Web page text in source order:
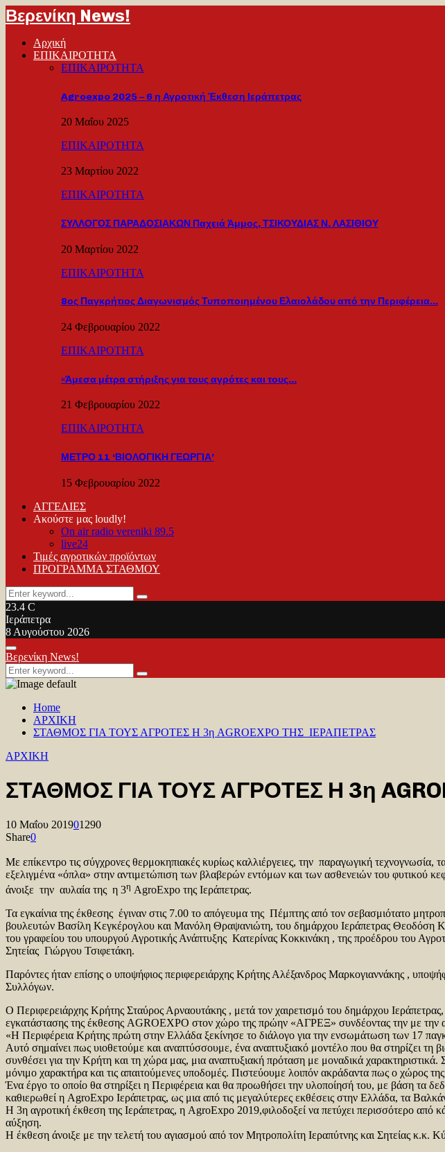
Βερενίκη News!
Αρχική
ΕΠΙΚΑΙΡΟΤΗΤΑ
ΕΠΙΚΑΙΡΟΤΗΤΑ
Agroexpo 2025 – 6 η Αγροτική Έκθεση Ιεράπετρας
20 Μαΐου 2025
ΕΠΙΚΑΙΡΟΤΗΤΑ
23 Μαρτίου 2022
ΕΠΙΚΑΙΡΟΤΗΤΑ
ΣΥΛΛΟΓΟΣ ΠΑΡΑΔΟΣΙΑΚΩΝ Παχειά Άμμος, ΤΣΙΚΟΥΔΙΑΣ Ν. ΛΑΣΙΘΙΟΥ
20 Μαρτίου 2022
ΕΠΙΚΑΙΡΟΤΗΤΑ
8ος Παγκρήτιος Διαγωνισμός Τυποποιημένου Ελαιολάδου από την Περιφέρεια…
24 Φεβρουαρίου 2022
ΕΠΙΚΑΙΡΟΤΗΤΑ
«Άμεσα μέτρα στήριξης για τους αγρότες και τους…
21 Φεβρουαρίου 2022
ΕΠΙΚΑΙΡΟΤΗΤΑ
ΜΕΤΡΟ 11 ‘ΒΙΟΛΟΓΙΚΗ ΓΕΩΡΓΙΑ’
15 Φεβρουαρίου 2022
ΑΓΓΕΛΙΕΣ
Ακούστε μας loudly!
On air radio vereniki 89.5
live24
Τιμές αγροτικών προϊόντων
ΠΡΟΓΡΑΜΜΑ ΣΤΑΘΜΟΥ
Search
for:
Search
23.4 C
Ιεράπετρα
8 Αυγούστου 2026
Facebook
Twitter
Youtube
Primary
Menu
Βερενίκη News!
Search
for:
Search
Home
ΑΡΧΙΚΗ
ΣΤΑΘΜΟΣ ΓΙΑ ΤΟΥΣ ΑΓΡΟΤΕΣ Η 3η AGROEXPO ΤΗΣ ΙΕΡΑΠΕΤΡΑΣ
ΑΡΧΙΚΗ
ΣΤΑΘΜΟΣ ΓΙΑ ΤΟΥΣ ΑΓΡΟΤΕΣ Η 3η
10 Μαΐου 201901290
Share0
Με επίκεντρο τις σύγχρονες θερμοκηπιακές κυρίως καλλιέργειες, την παραγωγική
εξελιγμένα «όπλα» στην αντιμετώπιση των βλαβερών εντόμων και των ασθενειών του φυτικού
άνοιξε την αυλαία της η 3η AgroExpo της Ιεράπετρας.
Τα εγκαίνια της έκθεσης έγιναν στις 7.00 το απόγευμα της Πέμπτης από τον σεβασμιότατο
βουλευτών Βασίλη Κεγκέρογλου και Μανόλη Θραψανιώτη, του δημάρχου Ιεράπετρας Θεοδόση
του γραφείου του υπουργού Αγροτικής Ανάπτυξης Κατερίνας Κοκκινάκη , της προέδρου του
Σητείας Γιώργου Τσιφετάκη.
Παρόντες ήταν επίσης ο υποψήφιος περιφερειάρχης Κρήτης Αλέξανδρος Μαρκογιαννάκης ,
Συλλόγων.
Ο Περιφερειάρχης Κρήτης Σταύρος Αρναουτάκης , μετά τον χαιρετισμό του δημάρχου
εγκατάστασης της έκθεσης AGROEXPΟ στον χώρο της πρώην «ΑΓΡΕΞ» συνδέοντας την με την
«Η Περιφέρεια Κρήτης πρώτη στην Ελλάδα ξεκίνησε το διάλογο για την ενσωμάτωση των 17
Αυτό σημαίνει πως υιοθετούμε και αναπτύσσουμε, ένα αναπτυξιακό μοντέλο που θα στηρίζει
συνθέσει για την Κρήτη και τη χώρα μας, μια αναπτυξιακή πρόταση με μοναδικά
μόνιμο χαρακτήρα και τις απαιτούμενες υποδομές. Πιστεύουμε λοιπόν ακράδαντα πως ο χώρος
Ένα έργο το οποίο θα στηρίξει η Περιφέρεια και θα προωθήσει την υλοποίησή του, με βάση τα
καθιερωθεί η AgroExpo Ιεράπετρας, ως μια από τις μεγαλύτερες εκθέσεις στην Ελλάδα, τα
Η 3η αγροτική έκθεση της Ιεράπετρας, η AgroExpo 2019,φιλοδοξεί να πετύχει περισσότερο
αύξηση.
Η έκθεση άνοιξε με την τελετή του αγιασμού από τον Μητροπολίτη Ιεραπύτνης και Σητείας